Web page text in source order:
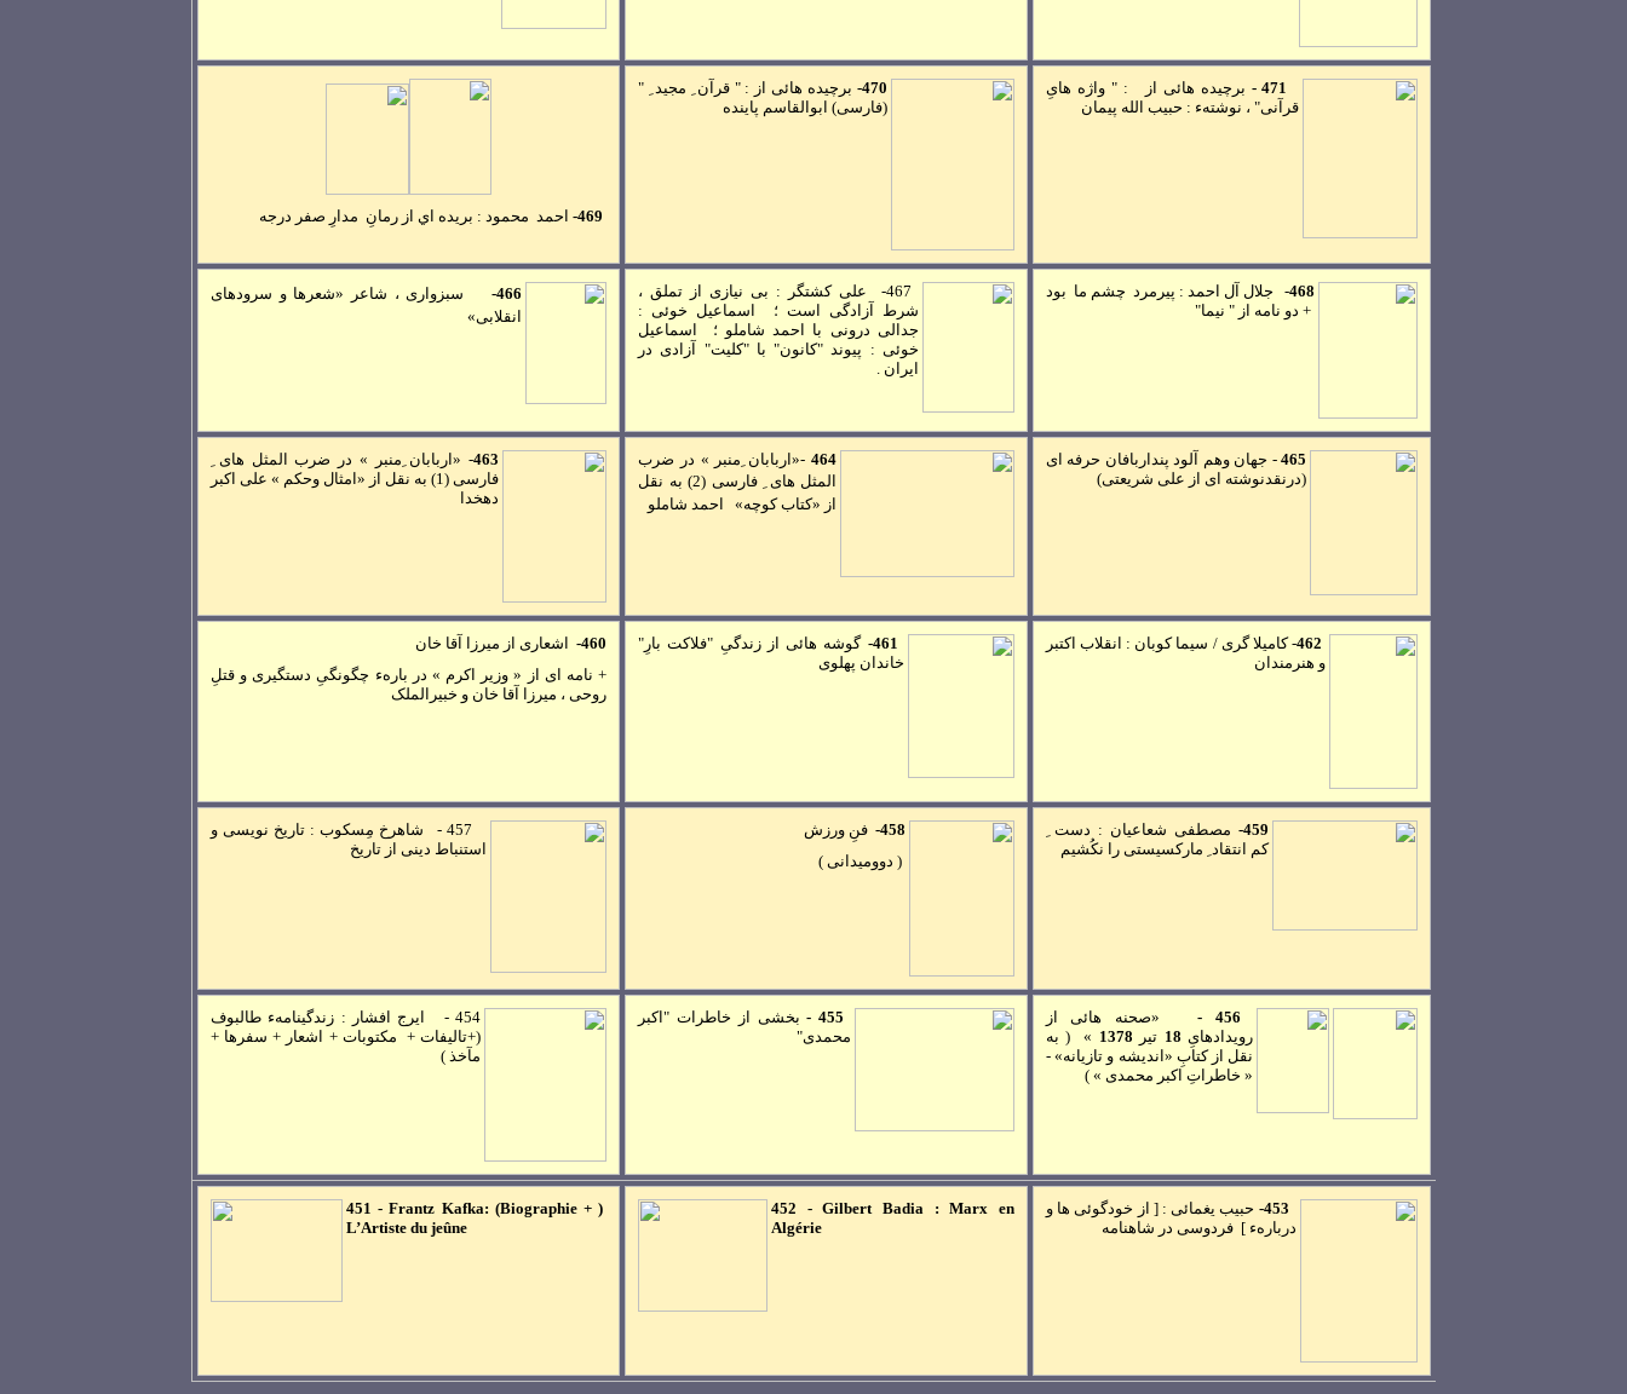
469- احمد محمود : بريده اي از رمانِ مدارِ صفر درجه
470-
برچيده هائی از : " قرآن ِ مجيد ِ "
(فارسی) ابوالقاسم پاينده
471 -
برچيده هائی از : " واژه هایِ
قرآنی" ، نوشتهء : حبيب الله پيمان
466-
سبزواری ، شاعر «شعرها و سرودهای
انقلابی»
علی کشتگر
: بی نيازی از تملق ،
شرط آزادگی است ؛
اسماعيل خوئی :
جدالی درونی با احمد شاملو ؛
اسماعيل
خوئی : پيوند "کانون" با "کليت" آزادی در
ايران .
468
- جلال آل احمد : پيرمرد چشم ما بود
+ دو نامه از " نيما"
463
- «اربابان ِمنبر » در ضرب المثل های ِ
فارسی (1
) به نقل از «امثال وحکم » علی اکبر
دهخدا
464
-«اربابان ِمنبر » در ضرب
المثل های ِ فارسی (2)
به نقل
از «کتاب کوچه» احمد شاملو
465
- جهان وهم آلود پنداربافان حرفه ای
(درنقدنوشته ای از علی شريعتی)
460-
اشعاری از ميرزا آقا خان
+ نامه ای از « وزير اکرم » در بارهء چگونگیِ دستگيری و قتلِ
روحی ، ميرزا آقا خان و خبيرالملک
461- گوشه هائی از زندگیِ "فلاکت بارِ"
خاندان پهلوی
462
-کاميلا گری / سيما کوبان : انقلاب اکتبر
و هنرمندان
457
-
شاهرخ مِسکوب : تاريخ نويسی و
استنباط دينی از تاريخ
458
- فنِ ورزش
( دووميدانی )
459-
مصطفی شعاعيان : دست ِ
کم انتقاد ِ مارکسيستی را نکُشيم
454 -
ايرج افشار : زندگينامهء طالبوف
(+تاليفات + مکتوبات + اشعار + سفرها +
مآخذ )
455
- بخشی از خاطرات "اکبر
محمدی"
456 -
«صحنه هائی از
رويدادهایِ 18 تير » ( به
نقل از کتابِ «انديشه و تازيانه» -
« خاطراتِ اکبر محمدی » )
451 -Frantz Kafka: (Biographie + )
L’Artiste du jeûne
452 -Gilbert Badia : Marx en
Algérie
453- حبيب يغمائی : [ از خودگوئی ها و
دربارهء ] فردوسی در شاهنامه